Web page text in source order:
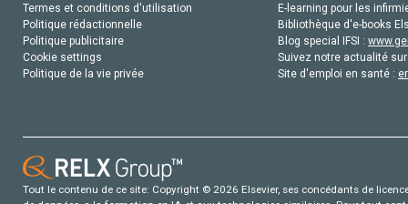
Termes et conditions d'utilisation
Politique rédactionnelle
Politique publicitaire
Cookie settings
Politique de la vie privée
E-learning pour les
Bibliothèque d'e-books
Blog special IFSI :
Suivez notre actualité
Site d'emploi en santé :
Tout le contenu de ce site: Copyright © 2026 Elsevier, ses concédants de